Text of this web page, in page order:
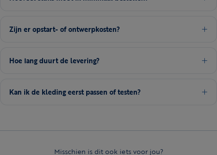
Zijn er opstart- of ontwerpkosten?
Hoe lang duurt de levering?
Kan ik de kleding eerst passen of testen?
Misschien is dit ook iets voor jou?